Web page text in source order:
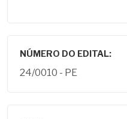
NÚMERO DO EDITAL:
24/0010 - PE